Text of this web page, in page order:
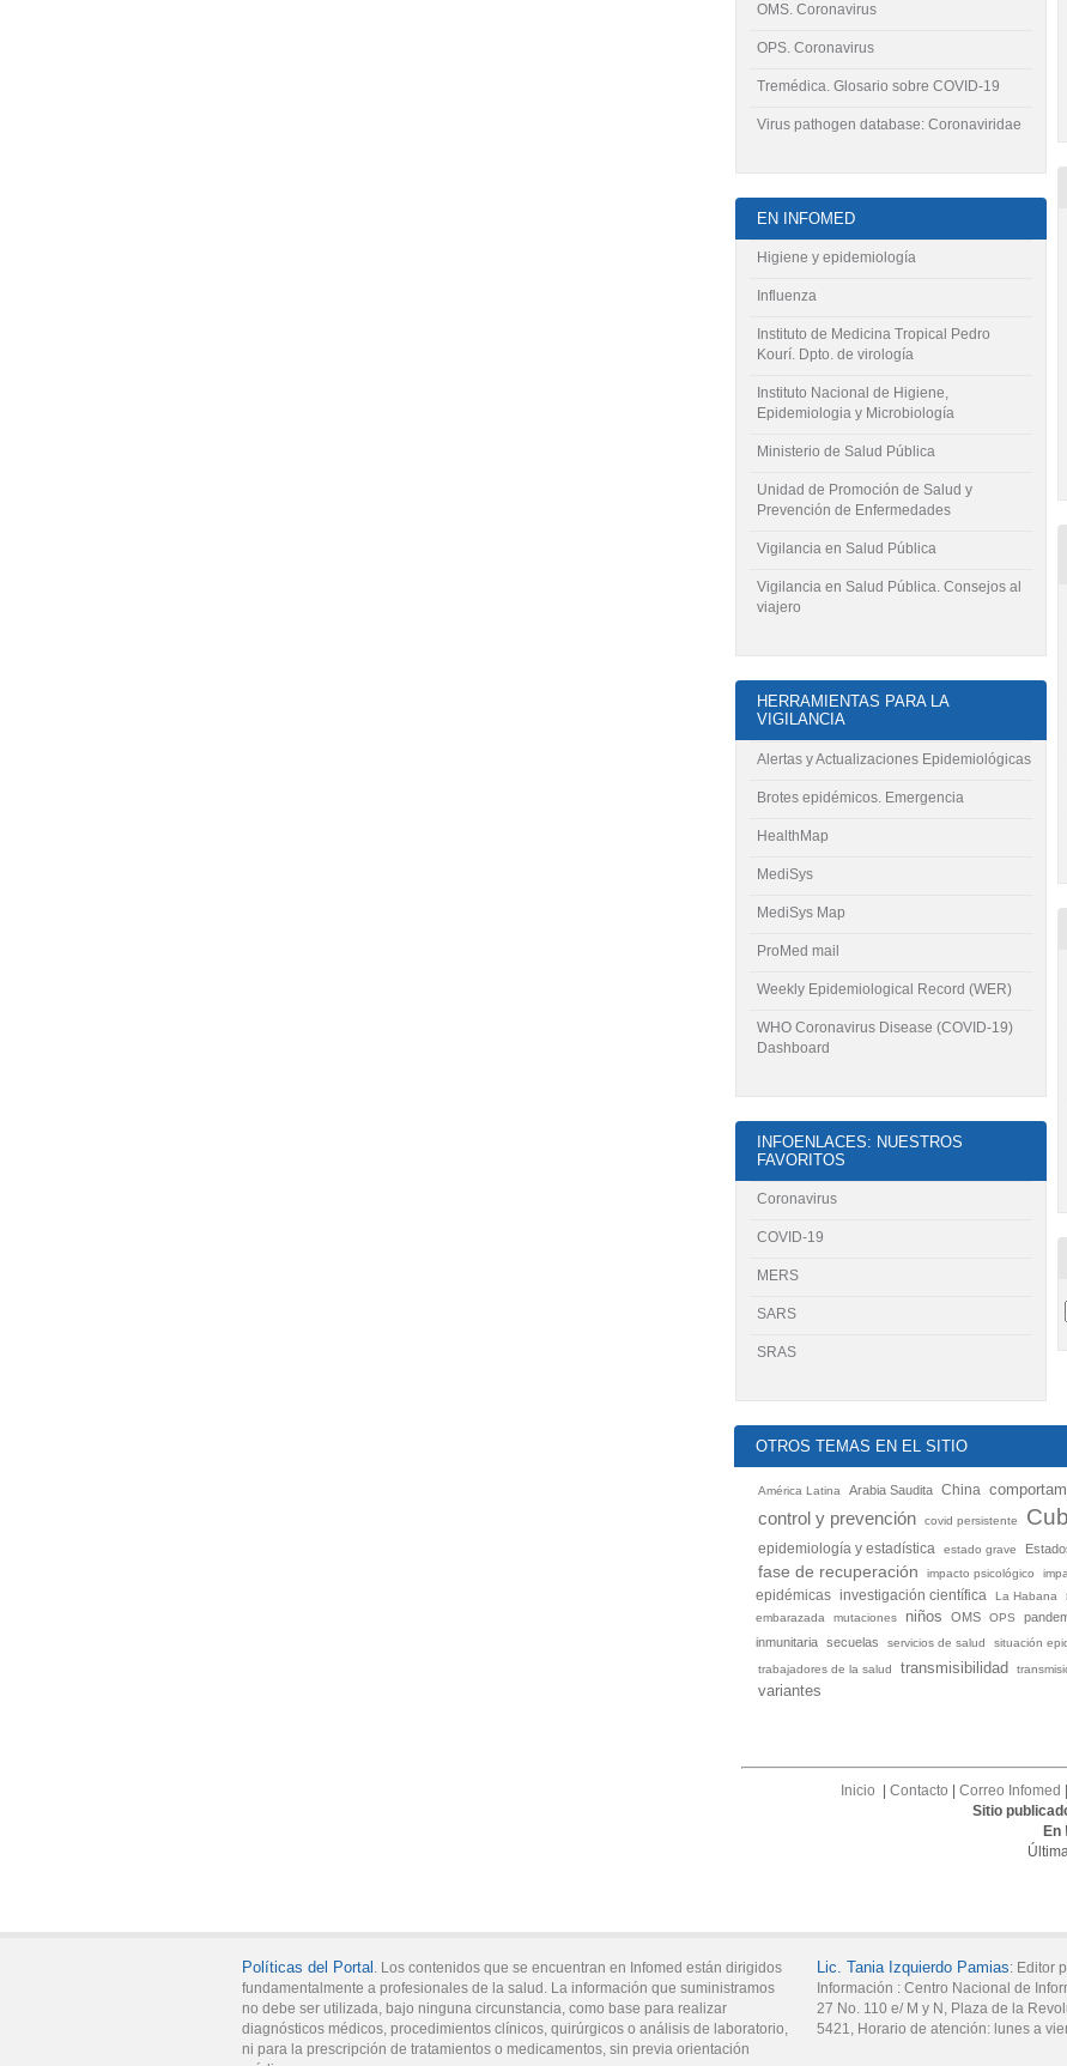
OMS. Coronavirus
OPS. Coronavirus
Tremédica. Glosario sobre COVID-19
Virus pathogen database: Coronaviridae
EN INFOMED
Higiene y epidemiología
Influenza
Instituto de Medicina Tropical Pedro
Kourí. Dpto. de virología
Instituto Nacional de Higiene,
Epidemiologia y Microbiología
Ministerio de Salud Pública
Unidad de Promoción de Salud y
Prevención de Enfermedades
Vigilancia en Salud Pública
Vigilancia en Salud Pública. Consejos al
viajero
HERRAMIENTAS PARA LA
VIGILANCIA
Alertas y Actualizaciones Epidemiológicas
Brotes epidémicos. Emergencia
HealthMap
MediSys
MediSys Map
ProMed mail
Weekly Epidemiological Record (WER)
WHO Coronavirus Disease (COVID-19)
Dashboard
INFOENLACES: NUESTROS
FAVORITOS
Coronavirus
COVID-19
MERS
SARS
SRAS
OTROS TEMAS EN EL SITIO
América Latina Arabia Saudita China
control y prevención covid persistente
epidemiología y estadística estado grave
fase de recuperación impacto psicológico
epidémicas
investigación científica La Habana
embarazada
mutaciones niños OMS OPS
inmunitaria
secuelas servicios de salud situación
trabajadores de la salud transmisibilidad
variantes
Inicio |Contacto |Correo Infomed
Sitio
En
Lic. Tania Izquierdo Pamias: Editor
Información : Centro Nacional de
27 No. 110 e/ M y N, Plaza de la
5421, Horario de atención: lunes a
Políticas del Portal . Los contenidos que se encuentran en Infomed están dirigidos
fundamentalmente a profesionales de la salud. La información que suministramos
no debe ser utilizada, bajo ninguna circunstancia, como base para realizar
diagnósticos médicos, procedimientos clínicos, quirúrgicos o análisis de laboratorio,
ni para la prescripción de tratamientos o medicamentos, sin previa orientación